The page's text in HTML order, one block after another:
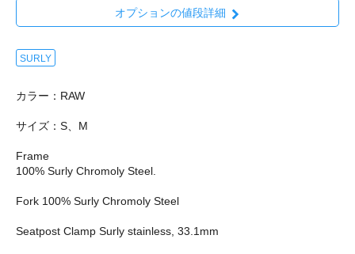
オプションの値段詳細
SURLY
カラー：RAW
サイズ：S、M
Frame
100% Surly Chromoly Steel.
Fork 100% Surly Chromoly Steel
Seatpost Clamp Surly stainless, 33.1mm